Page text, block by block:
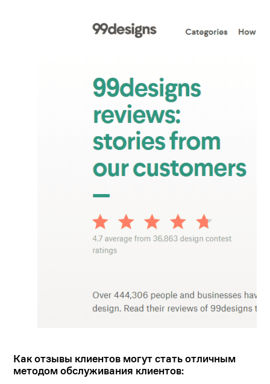
Как отзывы клиентов могут стать отличным
методом обслуживания клиентов: